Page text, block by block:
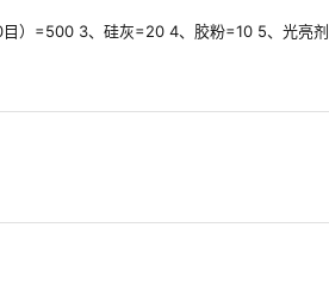
）=500 3、硅灰=20 4、胶粉=10 5、光亮